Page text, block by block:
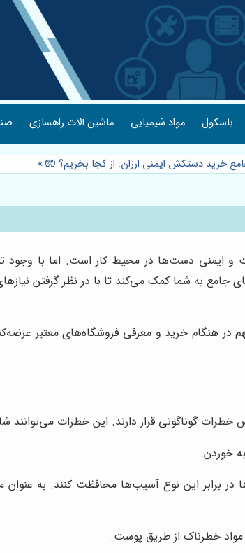
باسکول مواد شیمیایی ماشین آلات راهسازی
خرید دستکش ایمنی ارزان: از کجا بخریم؟ 🧤»
دست‌ها در محیط کار است. اما با وجود
جامع به شما کمک می‌کند تا با در نظر گرفتن
در هنگام خرید و معرفی فروشگاه‌های معتبر
گوناگونی قرار دارند. این خطرات می‌توانند
خوردن.
برابر این نوع آسیب‌ها محافظت کنند. به عنوان
خطرناک از طریق پوست.